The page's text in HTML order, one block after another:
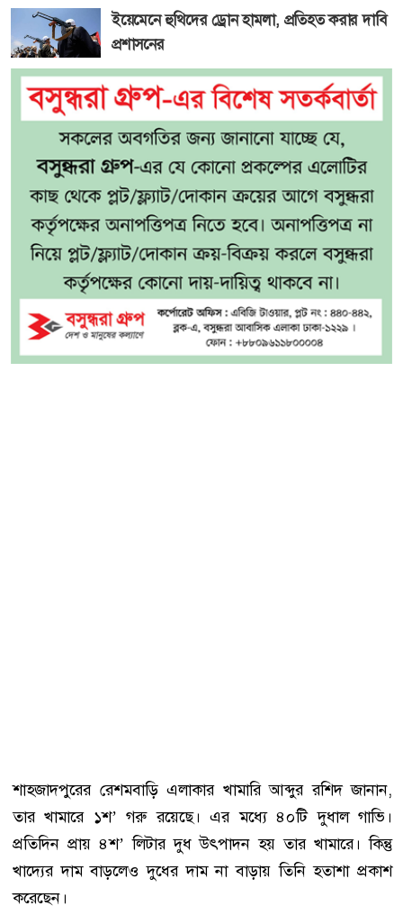
ইয়েমেনে হুথিদের ড্রোন হামলা, প্রতিহত করার দাবি
প্রশাসনের
শাহজাদপুরের রেশমবাড়ি এলাকার খামারি আব্দুর রশিদ জানান,
তার খামারে ১শ’ গরু রয়েছে। এর মধ্যে ৪০টি দুধাল গাভি।
প্রতিদিন প্রায় ৪শ’ লিটার দুধ উৎপাদন হয় তার খামারে। কিন্তু
খাদ্যের দাম বাড়লেও দুধের দাম না বাড়ায় তিনি হতাশা প্রকাশ
করেছেন।